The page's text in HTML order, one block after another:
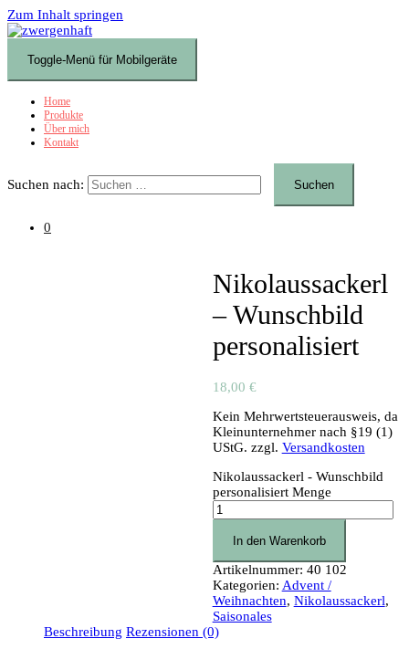
Zum Inhalt springen
Toggle-Menü für Mobilgeräte
Home
Produkte
Über mich
Kontakt
Suchen nach:
0
Nikolaussackerl
– Wunschbild
personalisiert
18,00 €
Kein Mehrwertsteuerausweis, da
Kleinunternehmer nach §19 (1)
UStG. zzgl. Versandkosten
Nikolaussackerl - Wunschbild
personalisiert Menge
In den Warenkorb
Artikelnummer: 40 102
Kategorien: Advent /
Weihnachten, Nikolaussackerl,
Saisonales
Beschreibung Rezensionen (0)